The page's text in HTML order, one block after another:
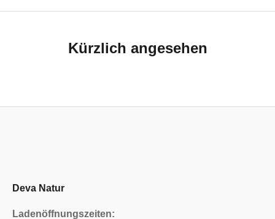
Kürzlich angesehen
Deva Natur
Ladenöffnungszeiten: